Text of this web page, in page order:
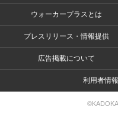
ウォーカープラスとは
プレスリリース・情報提供
広告掲載について
利用者情